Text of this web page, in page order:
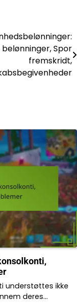
Spor
fremskridt,
understøttes ikke
deres…